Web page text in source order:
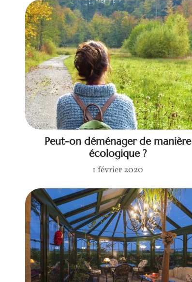
Peut-on déménager de manière
écologique ?
1 février 2020